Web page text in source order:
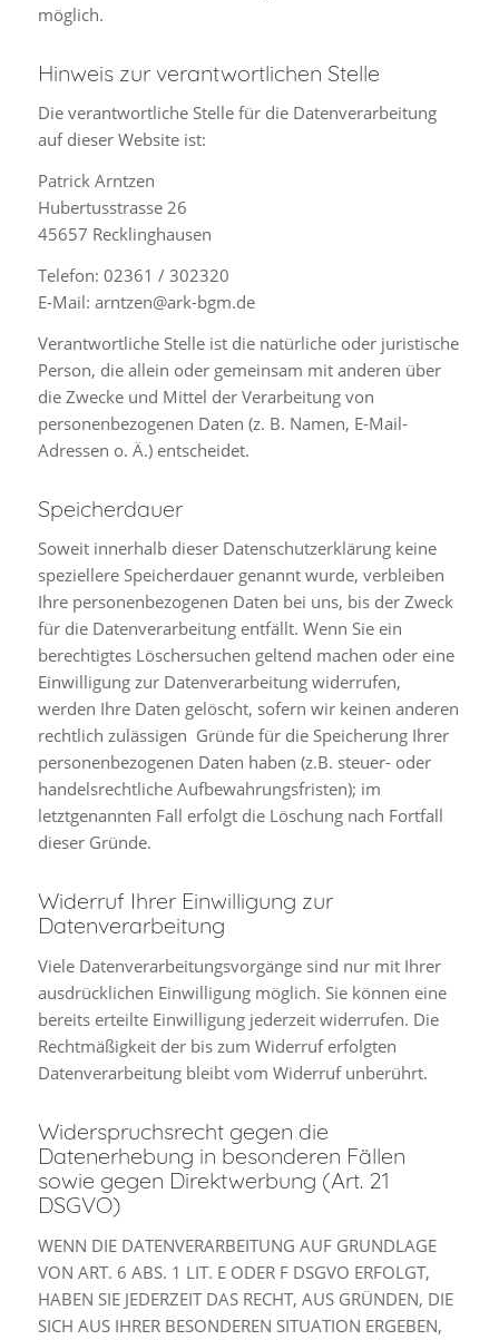
möglich.
Hinweis zur verantwortlichen Stelle
Die verantwortliche Stelle für die Datenverarbeitung
auf dieser Website ist:
Patrick Arntzen
Hubertusstrasse 26
45657 Recklinghausen
Telefon: 02361 / 302320
E-Mail: arntzen@ark-bgm.de
Verantwortliche Stelle ist die natürliche oder juristische
Person, die allein oder gemeinsam mit anderen über
die Zwecke und Mittel der Verarbeitung von
personenbezogenen Daten (z. B. Namen, E-Mail-
Adressen o. Ä.) entscheidet.
Speicherdauer
Soweit innerhalb dieser Datenschutzerklärung keine
speziellere Speicherdauer genannt wurde, verbleiben
Ihre personenbezogenen Daten bei uns, bis der Zweck
für die Datenverarbeitung entfällt. Wenn Sie ein
berechtigtes Löschersuchen geltend machen oder eine
Einwilligung zur Datenverarbeitung widerrufen,
werden Ihre Daten gelöscht, sofern wir keinen anderen
rechtlich zulässigen Gründe für die Speicherung Ihrer
personenbezogenen Daten haben (z.B. steuer- oder
handelsrechtliche Aufbewahrungsfristen); im
letztgenannten Fall erfolgt die Löschung nach Fortfall
dieser Gründe.
Widerruf Ihrer Einwilligung zur
Datenverarbeitung
Viele Datenverarbeitungsvorgänge sind nur mit Ihrer
ausdrücklichen Einwilligung möglich. Sie können eine
bereits erteilte Einwilligung jederzeit widerrufen. Die
Rechtmäßigkeit der bis zum Widerruf erfolgten
Datenverarbeitung bleibt vom Widerruf unberührt.
Widerspruchsrecht gegen die
Datenerhebung in besonderen Fällen
sowie gegen Direktwerbung (Art. 21
DSGVO)
WENN DIE DATENVERARBEITUNG AUF GRUNDLAGE
VON ART. 6 ABS. 1 LIT. E ODER F DSGVO ERFOLGT,
HABEN SIE JEDERZEIT DAS RECHT, AUS GRÜNDEN, DIE
SICH AUS IHRER BESONDEREN SITUATION ERGEBEN,